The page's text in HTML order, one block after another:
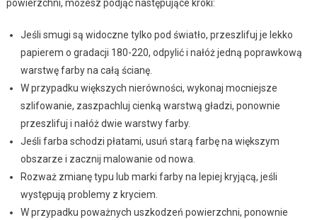
powierzchni, możesz podjąć następujące kroki:
Jeśli smugi są widoczne tylko pod światło, przeszlifuj je lekko
papierem o gradacji 180-220, odpylić i nałóż jedną poprawkową
warstwę farby na całą ścianę.
W przypadku większych nierówności, wykonaj mocniejsze
szlifowanie, zaszpachluj cienką warstwą gładzi, ponownie
przeszlifuj i nałóż dwie warstwy farby.
Jeśli farba schodzi płatami, usuń starą farbę na większym
obszarze i zacznij malowanie od nowa.
Rozważ zmianę typu lub marki farby na lepiej kryjącą, jeśli
występują problemy z kryciem.
W przypadku poważnych uszkodzeń powierzchni, ponownie